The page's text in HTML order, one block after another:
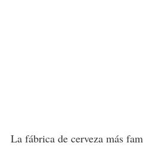
La fábrica de cerveza más